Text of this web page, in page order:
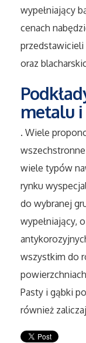
wypełniający
cenach
oraz
metalu
. Wiele
wiele typów
rynku
do wybranej
wypełniający,
wszystkim do
Pasty i gąbki
również